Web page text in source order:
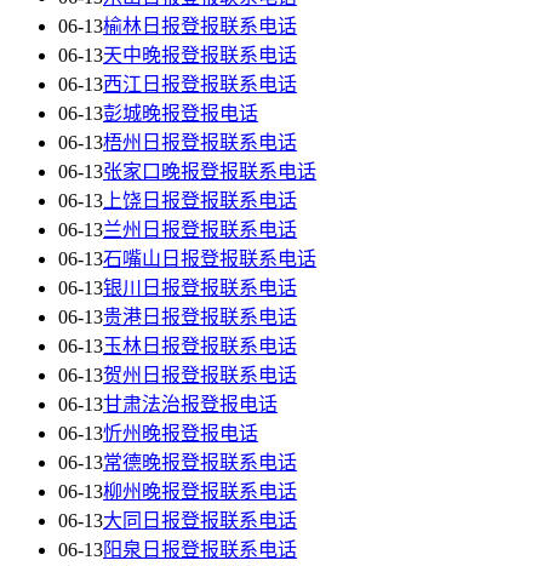
06-13榆林日报登报联系电话
06-13天中晚报登报联系电话
06-13西江日报登报联系电话
06-13彭城晚报登报电话
06-13梧州日报登报联系电话
06-13张家口晚报登报联系电话
06-13 上饶日报登报联系电话
06-13兰州日报登报联系电话
06-13石嘴山日报登报联系电话
06-13银川日报登报联系电话
06-13贵港日报登报联系电话
06-13玉林日报登报联系电话
06-13贺州日报登报联系电话
06-13甘肃法治报登报电话
06-13忻州晚报登报电话
06-13常德晚报登报联系电话
06-13柳州晚报登报联系电话
06-13大同日报登报联系电话
06-13阳泉日报登报联系电话